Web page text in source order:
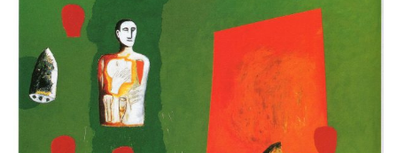
Collezione
Accessibilità